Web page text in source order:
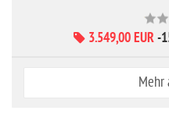
3.549,00 EUR-
Mehr